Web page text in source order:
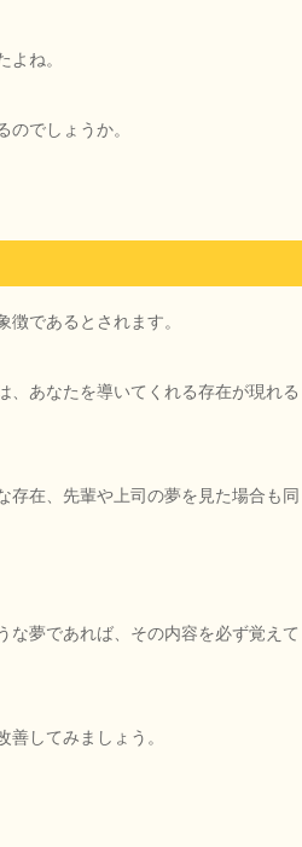
ね。
でしょうか。
であるとされます。
、あなたを導いてくれる存在が現れる
存在、先輩や上司の夢を見た場合も同
な夢であれば、その内容を必ず覚えて
してみましょう。